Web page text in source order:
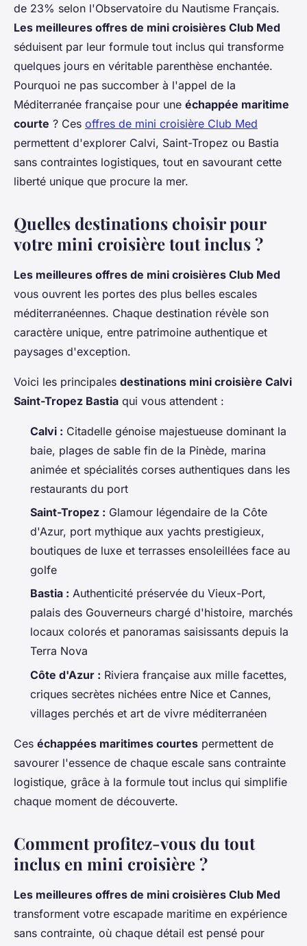
de 23% selon l'Observatoire du Nautisme Français.
Les meilleures offres de mini croisières Club Med
séduisent par leur formule tout inclus qui transforme
quelques jours en véritable parenthèse enchantée.
Pourquoi ne pas succomber à l'appel de la
Méditerranée française pour une échappée maritime
courte ? Ces offres de mini croisière Club Med
permettent d'explorer Calvi, Saint-Tropez ou Bastia
sans contraintes logistiques, tout en savourant cette
liberté unique que procure la mer.
Quelles destinations choisir pour
votre mini croisière tout inclus ?
Les meilleures offres de mini croisières Club Med
vous ouvrent les portes des plus belles escales
méditerranéennes. Chaque destination révèle son
caractère unique, entre patrimoine authentique et
paysages d'exception.
Voici les principales destinations mini croisière Calvi
Saint-Tropez Bastia qui vous attendent :
Calvi : Citadelle génoise majestueuse dominant la
baie, plages de sable fin de la Pinède, marina
animée et spécialités corses authentiques dans les
restaurants du port
Saint-Tropez : Glamour légendaire de la Côte
d'Azur, port mythique aux yachts prestigieux,
boutiques de luxe et terrasses ensoleillées face au
golfe
Bastia : Authenticité préservée du Vieux-Port,
palais des Gouverneurs chargé d'histoire, marchés
locaux colorés et panoramas saisissants depuis la
Terra Nova
Côte d'Azur : Riviera française aux mille facettes,
criques secrètes nichées entre Nice et Cannes,
villages perchés et art de vivre méditerranéen
Ces échappées maritimes courtes permettent de
savourer l'essence de chaque escale sans contrainte
logistique, grâce à la formule tout inclus qui simplifie
chaque moment de découverte.
Comment profitez-vous du tout
inclus en mini croisière ?
Les meilleures offres de mini croisières Club Med
transforment votre escapade maritime en expérience
sans contrainte, où chaque détail est pensé pour